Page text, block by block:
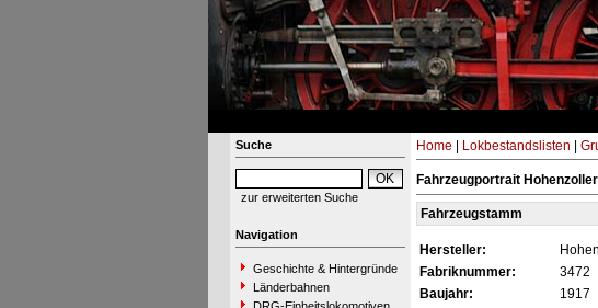
Suche
zur erweiterten Suche
Navigation
Geschichte & Hintergründe
Länderbahnen
Home Lokbestandslisten
Fahrzeugportrait
Fahrzeugstamm
Hersteller:
Fabriknummer:
3472
Baujahr:
1917